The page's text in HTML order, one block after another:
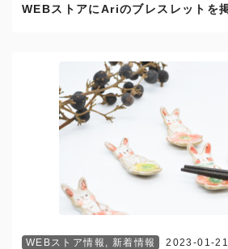
WEBストアにAriのブレスレットを
WEBストア情報 , 新着情報 2023-01-21